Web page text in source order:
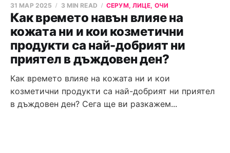
Как времето навън влияе на
кожата ни и кои козметични
продукти са най-добрият ни
приятел в дъждовен ден?
31 МАР 2025 3 MIN READ СЕРУМ, ЛИЦЕ, ОЧИ
Как времето влияе на кожата ни и кои
козметични продукти са най-добрият ни приятел
в дъждовен ден? Сега ще ви разкажем...